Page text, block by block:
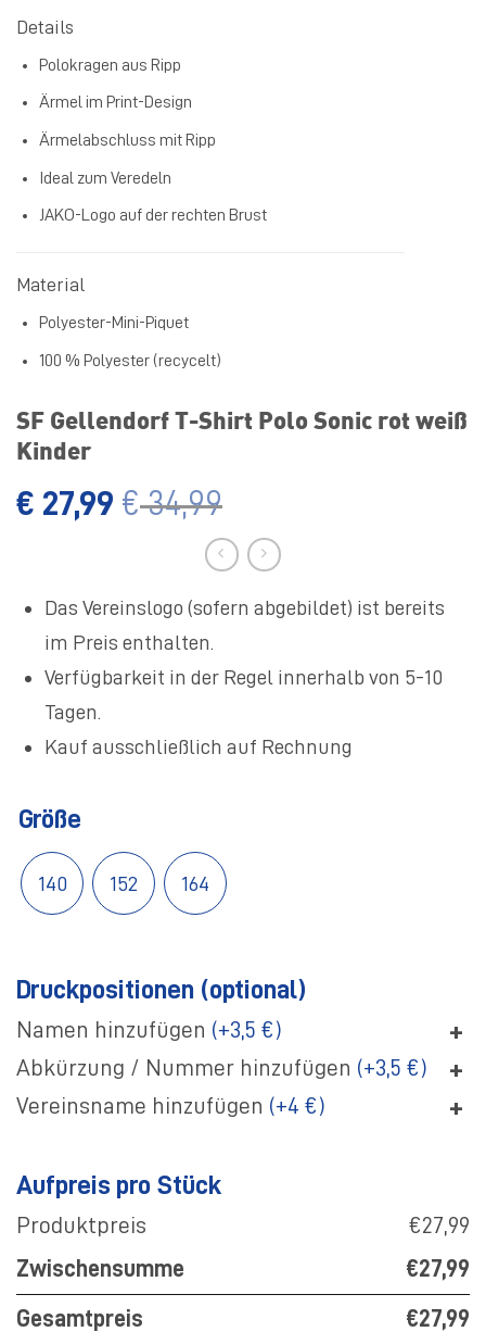
Details
Polokragen aus Ripp
Ärmel im Print-Design
Ärmelabschluss mit Ripp
Ideal zum Veredeln
JAKO-Logo auf der rechten Brust
Material
Polyester-Mini-Piquet
100 % Polyester (recycelt)
SF Gellendorf T-Shirt Polo Sonic rot weiß
Kinder
€ 27,99 €34,99
Das Vereinslogo (sofern abgebildet) ist bereits
im Preis enthalten.
Verfügbarkeit in der Regel innerhalb von 5-10
Tagen.
Kauf ausschließlich auf Rechnung
Größe
140 152 164
Druckpositionen (optional)
Namen hinzufügen (+3,5 €) +
Abkürzung / Nummer hinzufügen (+3,5 €) +
Vereinsname hinzufügen (+4 €) +
Aufpreis pro Stück
Produktpreis
€27,99
Zwischensumme
€27,99
Gesamtpreis €27,99